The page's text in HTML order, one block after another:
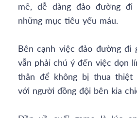
mẽ, dễ dàng đảo đường
những mục tiêu yếu máu.
Bên cạnh việc đảo đường đi
vẫn phải chú ý đến việc dọn
thân để không bị thua thiệt
với người đồng đội bên kia